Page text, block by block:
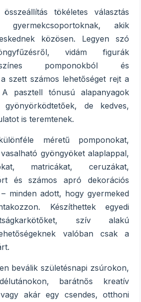
tökéletes választás
gyermekcsoportoknak, akik
közösen. Legyen szó
vidám figurák
pomponokból és
szett számos lehetőséget rejt a
pasztell tónusú alapanyagok
gyönyörködtetőek, de kedves,
is teremtenek.
méretű pomponokat,
gyöngyöket alaplappal,
matricákat, ceruzákat,
és számos apró dekorációs
minden adott, hogy gyermeked
Készíthettek egyedi
szív alakú
valóban csak a
beválik születésnapi zsúrokon,
barátnős kreatív
akár egy csendes, otthoni